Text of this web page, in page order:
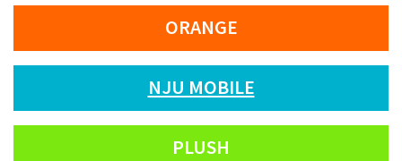
ORANGE
NJU MOBILE
PLUSH